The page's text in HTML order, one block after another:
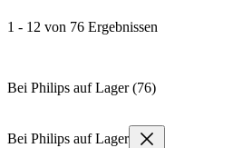
1 - 12 von 76 Ergebnissen
Bei Philips auf Lager (76)
Bei Philips auf Lager